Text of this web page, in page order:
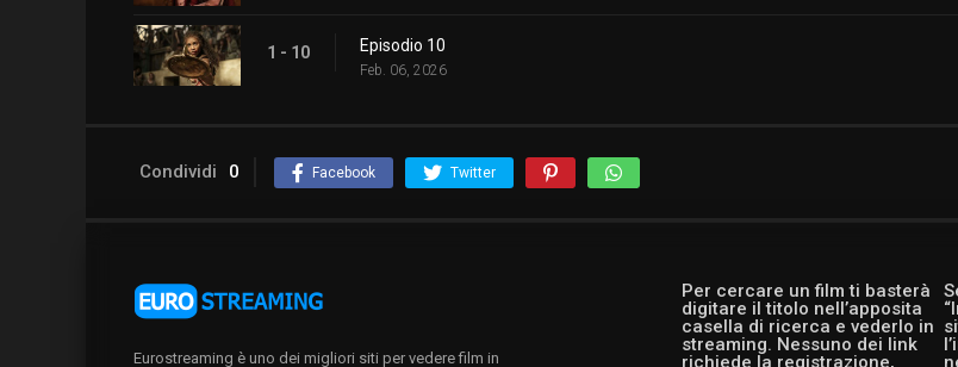
1 - 10 Episodio 10
Feb. 06, 2026
Condividi 0 Facebook Twitter
Per cercare un film ti basterà
digitare il titolo nell’apposita
casella di ricerca e vederlo in
streaming. Nessuno dei link
richiede la registrazione,
Eurostreaming è uno dei migliori siti per vedere film in